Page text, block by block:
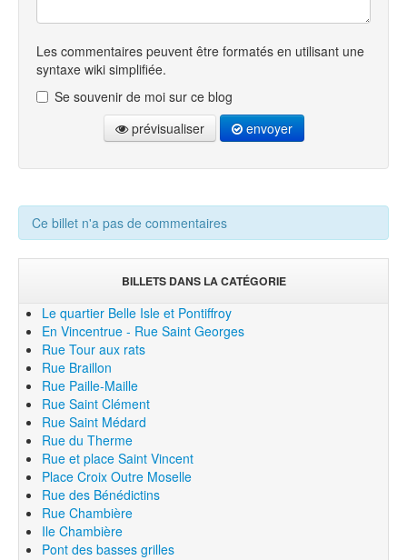
Les commentaires peuvent être formatés en utilisant une
syntaxe wiki simplifiée.
Se souvenir de moi sur ce blog
prévisualiser
envoyer
Ce billet n'a pas de commentaires
BILLETS DANS LA CATÉGORIE
Le quartier Belle Isle et Pontiffroy
En Vincentrue - Rue Saint Georges
Rue Tour aux rats
Rue Braillon
Rue Paille-Maille
Rue Saint Clément
Rue Saint Médard
Rue du Therme
Rue et place Saint Vincent
Place Croix Outre Moselle
Rue des Bénédictins
Rue Chambière
Ile Chambière
Pont des basses grilles